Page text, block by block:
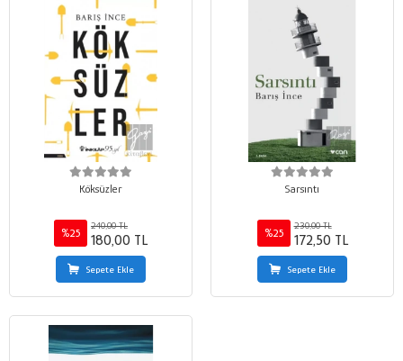
Köksüzler
%25
240,00 TL
180,00 TL
Sepete Ekle
Sarsıntı
%25
230,00 TL
172,50 TL
Sepete Ekle